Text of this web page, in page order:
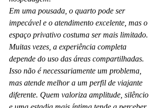
Em uma pousada, o quarto pode ser
impecável e o atendimento excelente, mas o
espaço privativo costuma ser mais limitado.
Muitas vezes, a experiência completa
depende do uso das áreas compartilhadas.
Isso não é necessariamente um problema,
mas atende melhor a um perfil de viajante
diferente. Quem valoriza amplitude, silêncio